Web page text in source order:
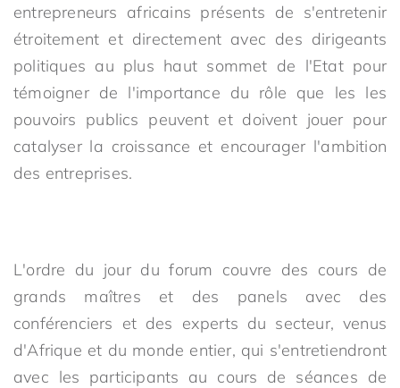
entrepreneurs africains présents de s'entretenir
étroitement et directement avec des dirigeants
politiques au plus haut sommet de l'Etat pour
témoigner de l'importance du rôle que les les
pouvoirs publics peuvent et doivent jouer pour
catalyser la croissance et encourager l'ambition
des entreprises.
L'ordre du jour du forum couvre des cours de
grands maîtres et des panels avec des
conférenciers et des experts du secteur, venus
d'Afrique et du monde entier, qui s'entretiendront
avec les participants au cours de séances de